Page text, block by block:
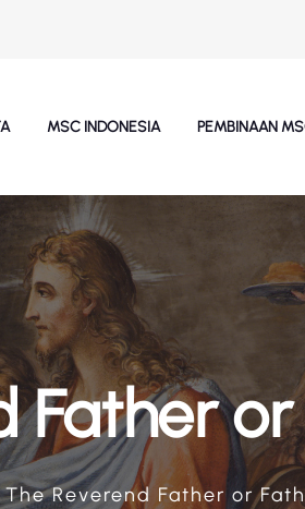
MSC INDONESIA PEMBINAAN
Father
The Reverend Father or